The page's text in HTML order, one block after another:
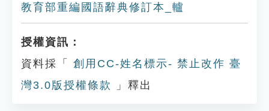
教育部重編國語辭典修訂本_轤
授權資訊：
資料採「
創用CC-姓名標示- 禁止改作 臺
灣3.0版授權條款
」釋出